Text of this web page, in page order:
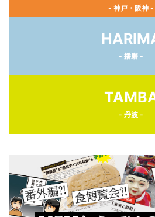
- 神戸・阪神 -
- 播磨 -
- 丹波 -